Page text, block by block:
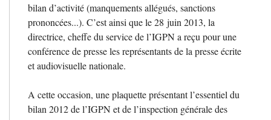
bilan d’activité (manquements allégués, sanctions
prononcées...). C’est ainsi que le 28 juin 2013, la
directrice, cheffe du service de l’IGPNa reçu pour une
conférence de presse les représentants de la presse écrite
et audiovisuelle nationale.
A cette occasion, une plaquette présentant l’essentiel du
bilan 2012 de l’IGPNet de l’inspection générale des